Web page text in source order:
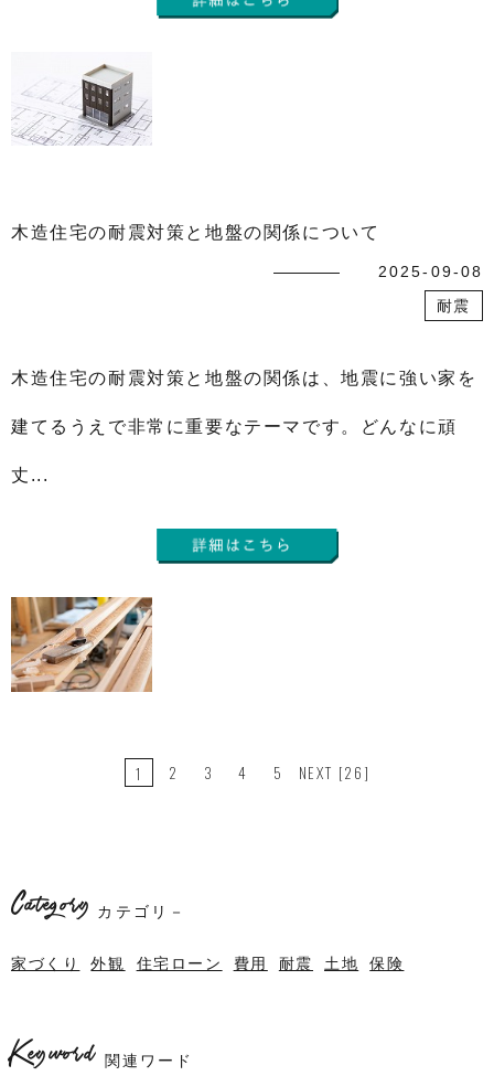
木造住宅の耐震対策と地盤の関係について
2025-09-08
耐震
木造住宅の耐震対策と地盤の関係は、地震に強い家を
建てるうえで非常に重要なテーマです。どんなに頑
丈...
1 2 3 4 5 NEXT [26]
Category カテゴリ－
家づくり 外観 住宅ローン 費用 耐震 土地 保険
Keyword 関連ワード